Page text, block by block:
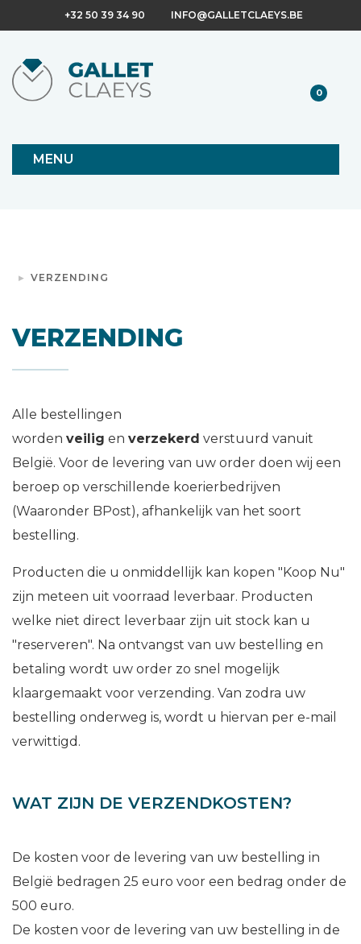
+32 50 39 34 90 INFO@GALLETCLAEYS.BE
0
MENU
VERZENDING
VERZENDING
Alle bestellingen
worden veilig en verzekerd verstuurd vanuit
België. Voor de levering van uw order doen wij een
beroep op verschillende koerierbedrijven
(Waaronder BPost), afhankelijk van het soort
bestelling.
Producten die u onmiddellijk kan kopen "Koop Nu"
zijn meteen uit voorraad leverbaar. Producten
welke niet direct leverbaar zijn uit stock kan u
"reserveren". Na ontvangst van uw bestelling en
betaling wordt uw order zo snel mogelijk
klaargemaakt voor verzending. Van zodra uw
bestelling onderweg is, wordt u hiervan per e-mail
verwittigd.
WAT ZIJN DE VERZENDKOSTEN?
De kosten voor de levering van uw bestelling in
België bedragen 25 euro voor een bedrag onder de
500 euro.
De kosten voor de levering van uw bestelling in de